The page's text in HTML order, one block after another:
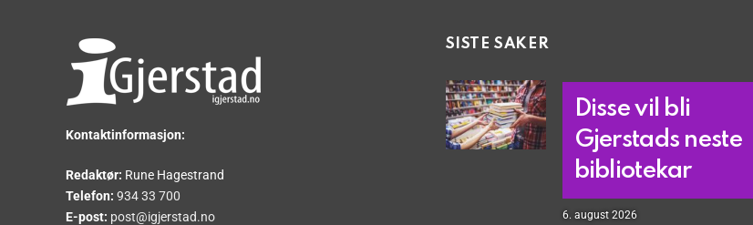
Kontaktinformasjon:
Redaktør: Rune Hagestrand
Telefon: 934 33 700
E-post: post@igjerstad.no
SISTE SAKER
Disse vil bli
Gjerstads neste
bibliotekar
6. august 2026